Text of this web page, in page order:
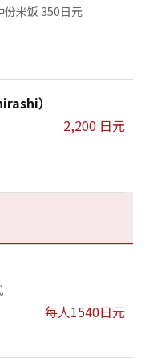
份米饭 350日元
）
2,200 日元
每人1540日元